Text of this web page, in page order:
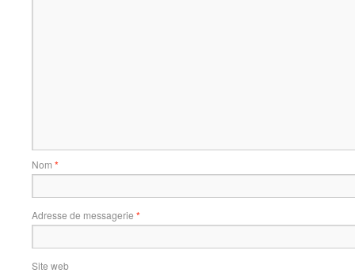
Nom *
Adresse de messagerie *
Site web